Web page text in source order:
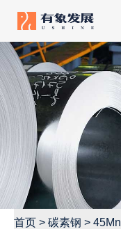
首页 > 碳素钢 > 45Mn